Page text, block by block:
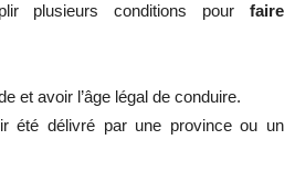
plusieurs conditions pour faire
et avoir l’âge légal de conduire.
été délivré par une province ou un